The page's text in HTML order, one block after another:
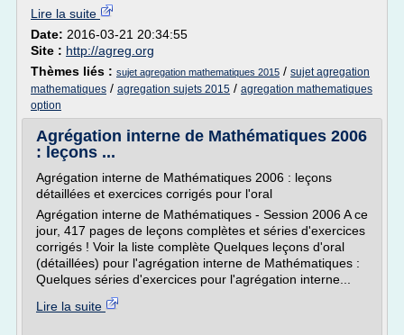
Lire la suite
Date: 2016-03-21 20:34:55
Site : http://agreg.org
Thèmes liés : sujet agregation mathematiques 2015 / sujet agregation
mathematiques / agregation sujets 2015 / agregation mathematiques
option
Agrégation interne de Mathématiques 2006
: leçons ...
Agrégation interne de Mathématiques 2006 : leçons
détaillées et exercices corrigés pour l'oral
Agrégation interne de Mathématiques - Session 2006 A ce
jour, 417 pages de leçons complètes et séries d'exercices
corrigés ! Voir la liste complète Quelques leçons d'oral
(détaillées) pour l'agrégation interne de Mathématiques :
Quelques séries d'exercices pour l'agrégation interne...
Lire la suite